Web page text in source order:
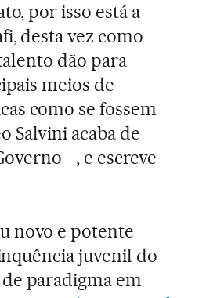
por isso está a
desta vez como
dão para
meios de
como se fossem
Salvini acaba de
–, e escreve
novo e potente
juvenil do
paradigma em